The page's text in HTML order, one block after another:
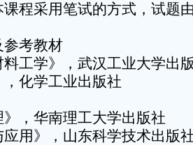
课程采用笔试的方式，试题
参考教材
料工学》，武汉工业大学出
，化学工业出版社
》，华南理工大学出版社
应用》，山东科学技术出版